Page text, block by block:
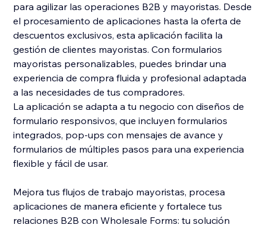
para agilizar las operaciones B2B y mayoristas. Desde
el procesamiento de aplicaciones hasta la oferta de
descuentos exclusivos, esta aplicación facilita la
gestión de clientes mayoristas. Con formularios
mayoristas personalizables, puedes brindar una
experiencia de compra fluida y profesional adaptada
a las necesidades de tus compradores.
La aplicación se adapta a tu negocio con diseños de
formulario responsivos, que incluyen formularios
integrados, pop-ups con mensajes de avance y
formularios de múltiples pasos para una experiencia
flexible y fácil de usar.
Mejora tus flujos de trabajo mayoristas, procesa
aplicaciones de manera eficiente y fortalece tus
relaciones B2B con Wholesale Forms: tu solución